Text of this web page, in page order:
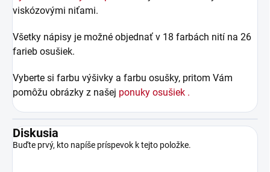
viskózovými niťami.
Všetky nápisy je možné objednať v 18 farbách nití na 26
farieb osušiek.
Vyberte si farbu výšivky a farbu osušky, pritom Vám
pomôžu obrázky z našej ponuky osušiek .
Diskusia
Buďte prvý, kto napíše príspevok k tejto položke.